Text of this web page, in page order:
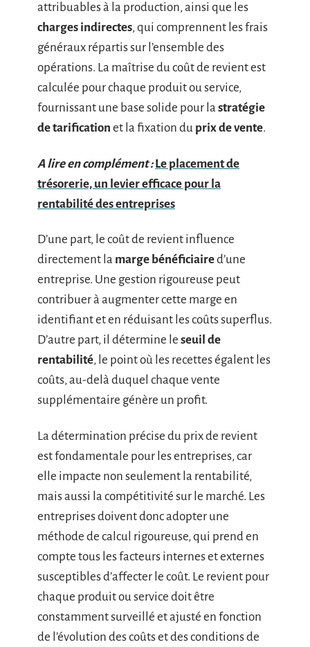
attribuables à la production, ainsi que les
charges indirectes, qui comprennent les frais
généraux répartis sur l’ensemble des
opérations. La maîtrise du coût de revient est
calculée pour chaque produit ou service,
fournissant une base solide pour la stratégie
de tarification et la fixation du prix de vente.
A lire en complément : Le placement de
trésorerie, un levier efficace pour la
rentabilité des entreprises
D’une part, le coût de revient influence
directement la marge bénéficiaired’une
entreprise. Une gestion rigoureuse peut
contribuer à augmenter cette marge en
identifiant et en réduisant les coûts superflus.
D’autre part, il détermine le seuil de
rentabilité, le point où les recettes égalent les
coûts, au-delà duquel chaque vente
supplémentaire génère un profit.
La détermination précise du prix de revient
est fondamentale pour les entreprises, car
elle impacte non seulement la rentabilité,
mais aussi la compétitivité sur le marché. Les
entreprises doivent donc adopter une
méthode de calcul rigoureuse, qui prend en
compte tous les facteurs internes et externes
susceptibles d’affecter le coût. Le revient pour
chaque produit ou service doit être
constamment surveillé et ajusté en fonction
de l’évolution des coûts et des conditions de